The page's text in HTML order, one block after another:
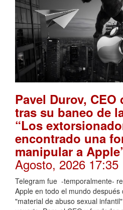
Pavel Durov, CEO
tras su baneo de
“Los
encontrado una
manipular a
Agosto, 2026 17:35
Telegram fue -temporalmente-
Apple en todo el mundo después
"material de abuso sexual